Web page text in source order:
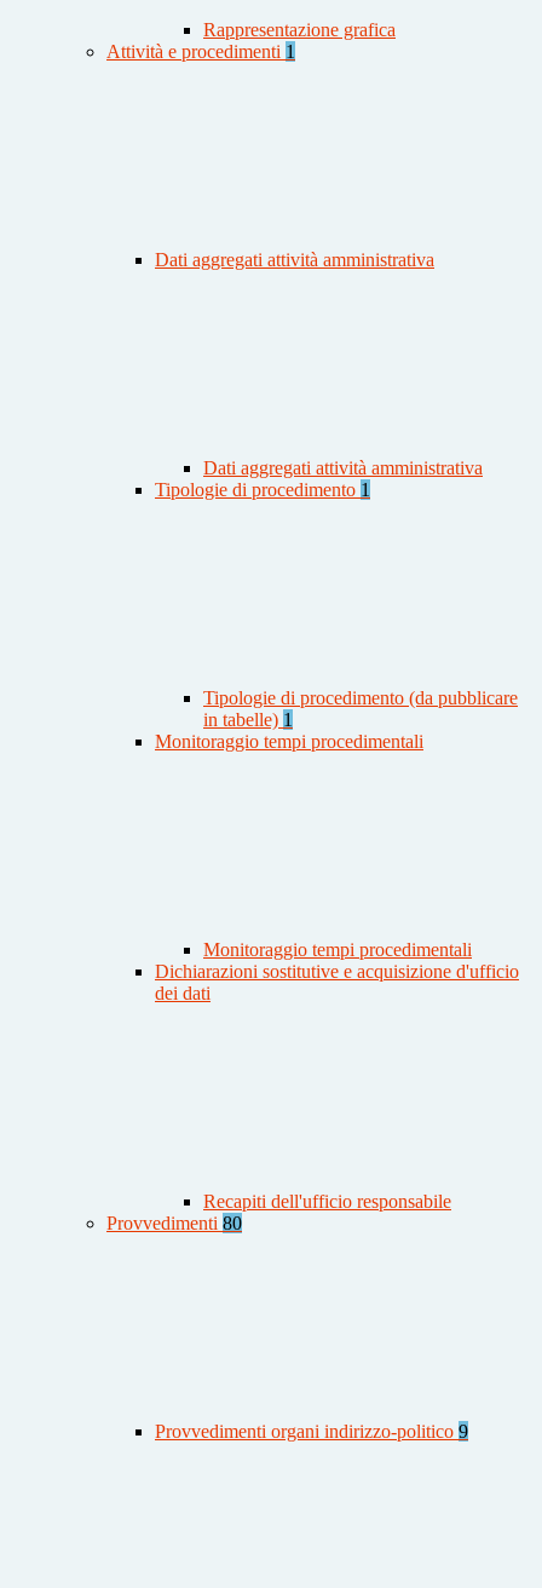
Rappresentazione grafica
Attività e procedimenti 1
Dati aggregati attività amministrativa
Dati aggregati attività amministrativa
Tipologie di procedimento 1
Tipologie di procedimento (da pubblicare
in tabelle) 1
Monitoraggio tempi procedimentali
Monitoraggio tempi procedimentali
Dichiarazioni sostitutive e acquisizione d'ufficio
dei dati
Recapiti dell'ufficio responsabile
Provvedimenti 80
Provvedimenti organi indirizzo-politico 9